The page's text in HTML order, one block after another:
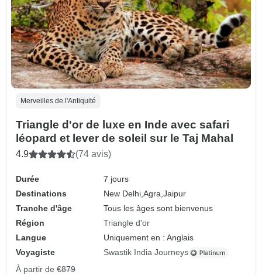
Merveilles de l'Antiquité
Triangle d'or de luxe en Inde avec safari
léopard et lever de soleil sur le Taj Mahal
4.9 (74 avis)
Durée
7 jours
Destinations
New Delhi,Agra,Jaipur
Tranche d'âge
Tous les âges sont bienvenus
Région
Triangle d'or
Langue
Uniquement en : Anglais
Voyagiste
Swastik India Journeys
À partir de €879